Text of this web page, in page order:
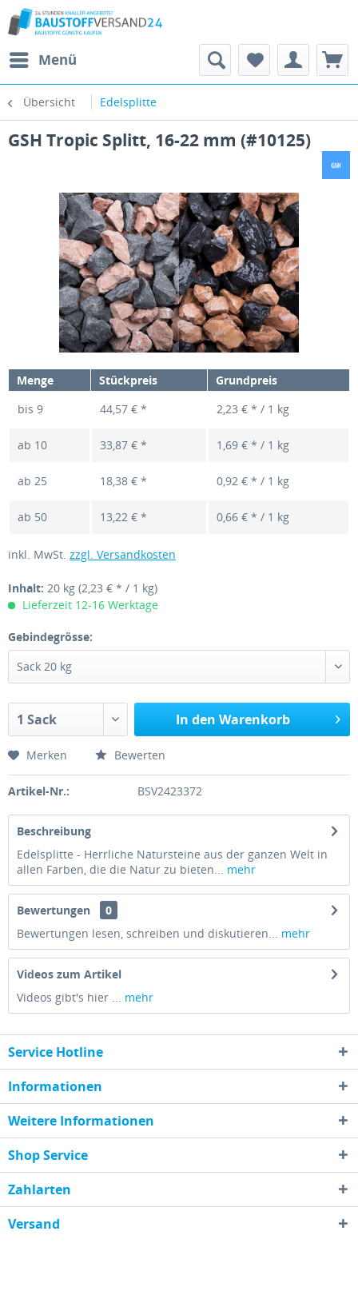
Menü
Übersicht Edelsplitte
GSH Tropic Splitt, 16-22 mm (#10125)
Menge Stückpreis
Grundpreis
bis 9 44,57 € * 2,23 € * / 1 kg
ab 10 33,87 € * 1,69 € * / 1 kg
ab 25 18,38 € * 0,92 € * / 1 kg
ab 50 13,22 € * 0,66 € * / 1 kg
inkl. MwSt. zzgl. Versandkosten
Inhalt: 20 kg (2,23 € * / 1 kg)
Lieferzeit 12-16 Werktage
Gebindegrösse:
In den Warenkorb
Merken Bewerten
Artikel-Nr.: BSV2423372
Beschreibung
Edelsplitte - Herrliche Natursteine aus der ganzen Welt in
allen Farben, die die Natur zu bieten... mehr
Bewertungen
0
Bewertungen lesen, schreiben und diskutieren... mehr
Videos zum Artikel
Videos gibt's hier ... mehr
Service Hotline
Informationen
Weitere Informationen
Shop Service
Zahlarten
Versand